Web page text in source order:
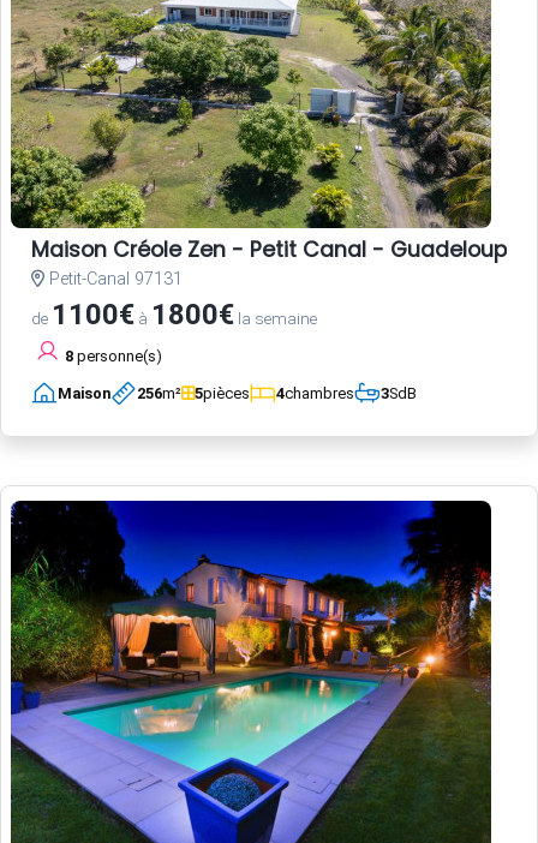
Maison Créole Zen - Petit Canal - Guadeloupe
Petit-Canal 97131
de 1100€ à 1800€ la semaine
8 personne(s)
Maison 256m² 5pièces 4chambres 3SdB